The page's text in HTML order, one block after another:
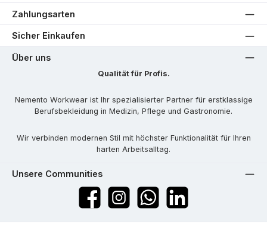
Zahlungsarten
Sicher Einkaufen
Über uns
Qualität für Profis.
Nemento Workwear ist Ihr spezialisierter Partner für erstklassige
Berufsbekleidung in Medizin, Pflege und Gastronomie.
Wir verbinden modernen Stil mit höchster Funktionalität für Ihren
harten Arbeitsalltag.
Unsere Communities
FacebookInstagramWhatsApp